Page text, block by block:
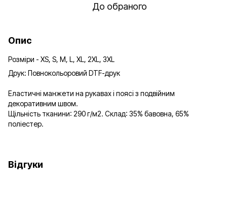
До обраного
Опис
Розміри - XS, S, M, L, XL, 2XL, 3XL
Друк: Повнокольоровий DTF-друк
Еластичні манжети на рукавах і поясі з подвійним
декоративним швом.
Щільність тканини: 290 г/м2. Склад: 35% бавовна, 65%
поліестер.
Відгуки